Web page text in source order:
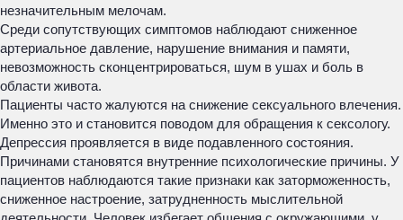
незначительным мелочам.
Среди сопутствующих симптомов наблюдают сниженное
артериальное давление, нарушение внимания и памяти,
невозможность сконцентрироваться, шум в ушах и боль в
области живота.
Пациенты часто жалуются на снижение сексуального влечения.
Именно это и становится поводом для обращения к сексологу.
Депрессия проявляется в виде подавленного состояния.
Причинами становятся внутренние психологические причины. У
пациентов наблюдаются такие признаки как заторможенность,
сниженное настроение, затрудненность мыслительной